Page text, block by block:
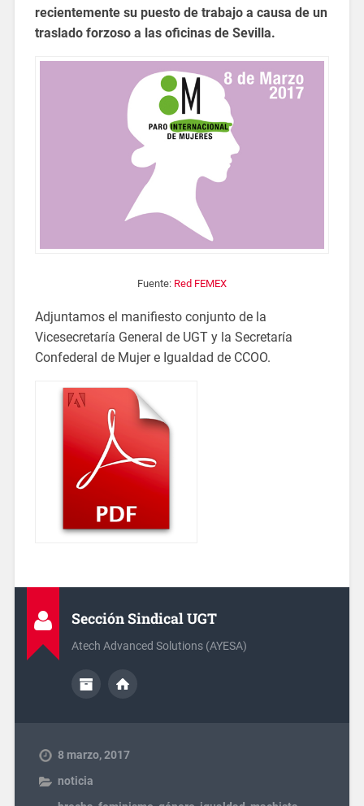
recientemente su puesto de trabajo a causa de un
traslado forzoso a las oficinas de Sevilla.
Fuente: Red FEMEX
Adjuntamos el manifiesto conjunto de la
Vicesecretaría General de UGT y la Secretaría
Confederal de Mujer e Igualdad de CCOO.
Sección Sindical UGT
Atech Advanced Solutions (AYESA)
8 marzo, 2017
noticia